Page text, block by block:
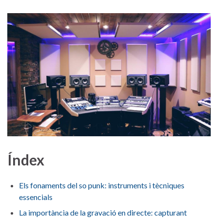
Índex
Els ⁢fonaments del so punk: instruments i tècniques
essencials
La⁣ importància de la gravació⁤ en directe: capturant